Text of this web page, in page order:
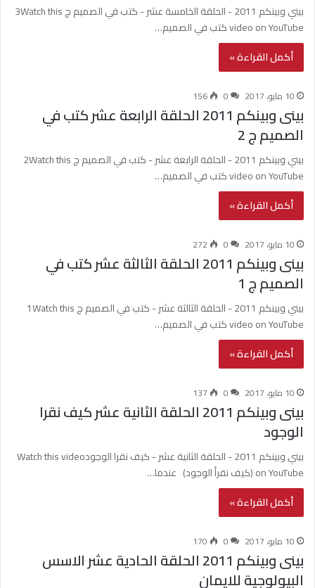
بيني وبينكم 2011 - الحلقة الخامسة عشر - كتب في الصميم ج 3Watch this
video on YouTube كتب في الصميم…
أكمل القراءة »
10 مايو، 2017 0
156
بينى وبينكم 2011 الحلقة الرابعة عشر كتب في
الصميم ج 2
بيني وبينكم 2011 - الحلقة الرابعة عشر - كتب في الصميم ج 2Watch this
video on YouTube كتب في الصميم…
أكمل القراءة »
10 مايو، 2017 0
272
بينى وبينكم 2011 الحلقة الثالثة عشر كتب في
الصميم ج 1
بيني وبينكم 2011 - الحلقة الثالثة عشر - كتب في الصميم ج 1Watch this
video on YouTube كتب في الصميم…
أكمل القراءة »
10 مايو، 2017 0
137
بينى وبينكم 2011 الحلقة الثانية عشر كيف نقرا
الوجود
بيني وبينكم 2011 - الحلقة الثانية عشر - كيف نقرا الوجودWatch this video
on YouTube (كيف نقرأ الوجود) عندما…
أكمل القراءة »
10 مايو، 2017 0
170
بينى وبينكم 2011 الحلقة الحادية عشر الاسس
البيولوجية للايمان